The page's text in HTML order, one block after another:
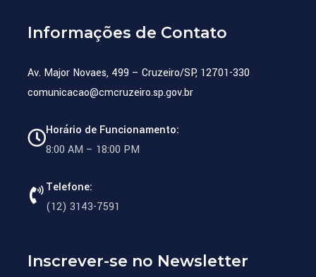
Informações de Contato
Av. Major Novaes, 499 – Cruzeiro/SP, 12701-330
comunicacao@cmcruzeiro.sp.gov.br
Horário de Funcionamento:
8:00 AM – 18:00 PM
Telefone:
(12) 3143-7591
Inscrever-se no Newsletter